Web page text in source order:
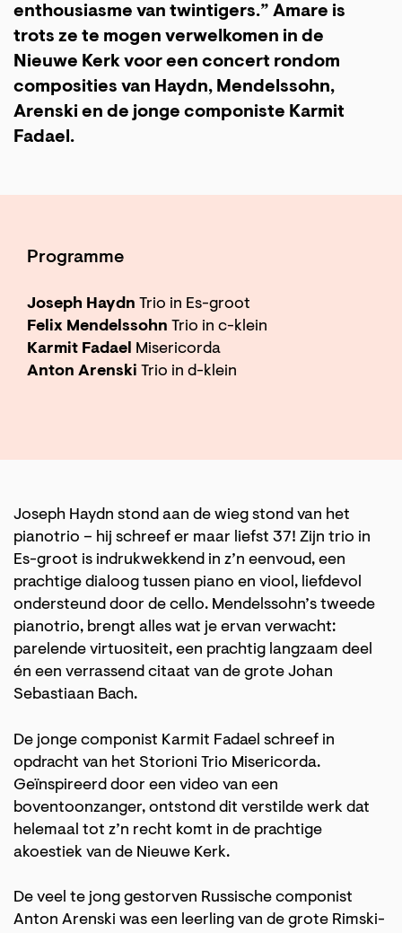
enthousiasme van twintigers.” Amare is
trots ze te mogen verwelkomen in de
Nieuwe Kerk voor een concert rondom
composities van Haydn, Mendelssohn,
Arenski en de jonge componiste Karmit
Fadael.
Programme
Joseph Haydn Trio in Es-groot
Felix Mendelssohn Trio in c-klein
Karmit Fadael Misericorda
Anton Arenski Trio in d-klein
Joseph Haydn stond aan de wieg stond van het
pianotrio – hij schreef er maar liefst 37! Zijn trio in
Es-groot is indrukwekkend in z’n eenvoud, een
prachtige dialoog tussen piano en viool, liefdevol
ondersteund door de cello. Mendelssohn’s tweede
pianotrio, brengt alles wat je ervan verwacht:
parelende virtuositeit, een prachtig langzaam deel
én een verrassend citaat van de grote Johan
Sebastiaan Bach.
De jonge componist Karmit Fadael schreef in
opdracht van het Storioni Trio Misericorda.
Geïnspireerd door een video van een
boventoonzanger, ontstond dit verstilde werk dat
helemaal tot z’n recht komt in de prachtige
akoestiek van de Nieuwe Kerk.
De veel te jong gestorven Russische componist
Anton Arenski was een leerling van de grote Rimski-